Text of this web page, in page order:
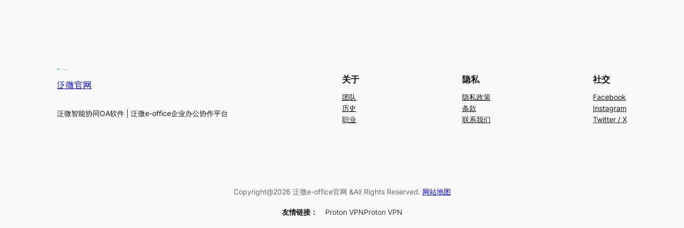
泛微官网
泛微智能协同OA软件 | 泛微e-office企业办公协作平台
关于
团队
历史
职业
隐私
隐私政策
条款
联系我们
社交
Facebook
Instagram
Twitter / X
Copyright@2026 泛微e-office官网 &AlI Rights Reserved. 网站地图
友情链接： Proton VPNProton VPN